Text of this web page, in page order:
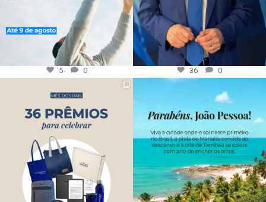
5 0 36 0